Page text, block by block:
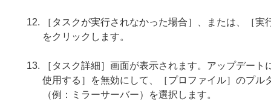
［タスクが実行されなかった場合］、または、［
をクリックします。
［タスク詳細］画面が表示されます。アップデー
使用する］を無効にして、［プロファイル］のプ
（例：
ミラーサーバー）を選択します。